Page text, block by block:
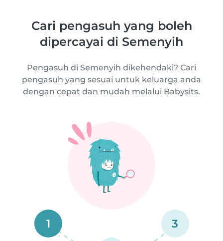
Cari pengasuh yang boleh
dipercayai di Semenyih
Pengasuh di Semenyih dikehendaki? Cari
pengasuh yang sesuai untuk keluarga anda
dengan cepat dan mudah melalui Babysits.
1 3